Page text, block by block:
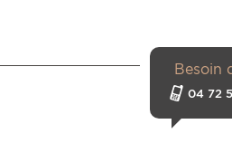
Besoin
04 72